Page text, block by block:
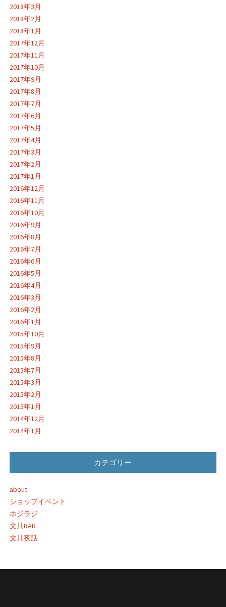
2018年3月
2018年2月
2018年1月
2017年12月
2017年11月
2017年10月
2017年9月
2017年8月
2017年7月
2017年6月
2017年5月
2017年4月
2017年3月
2017年2月
2017年1月
2016年12月
2016年11月
2016年10月
2016年9月
2016年8月
2016年7月
2016年6月
2016年5月
2016年4月
2016年3月
2016年2月
2016年1月
2015年10月
2015年9月
2015年8月
2015年7月
2015年3月
2015年2月
2015年1月
2014年12月
2014年1月
カテゴリー
about
ショップイベント
ホジラジ
文具BAR
文具夜話